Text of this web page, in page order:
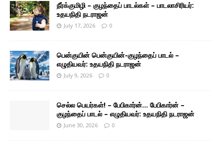
நீர்க்குமிழி – குழந்தைப் பாடல்கள் – பாடலாசிரியர்:
உதயநிதி நடராஜன்
July 17, 2026 0
பென்குயின் பென்குயின்-குழந்தைப் பாடல் –
எழுதியவர்: உதயநிதி நடராஜன்
July 9, 2026 0
செல்ல பெயர்கள்! – பேபிகார்ன்… பேபிகார்ன் –
குழந்தைப் பாடல் – எழுதியவர்: உதயநிதி நடராஜன்
June 30, 2026 0